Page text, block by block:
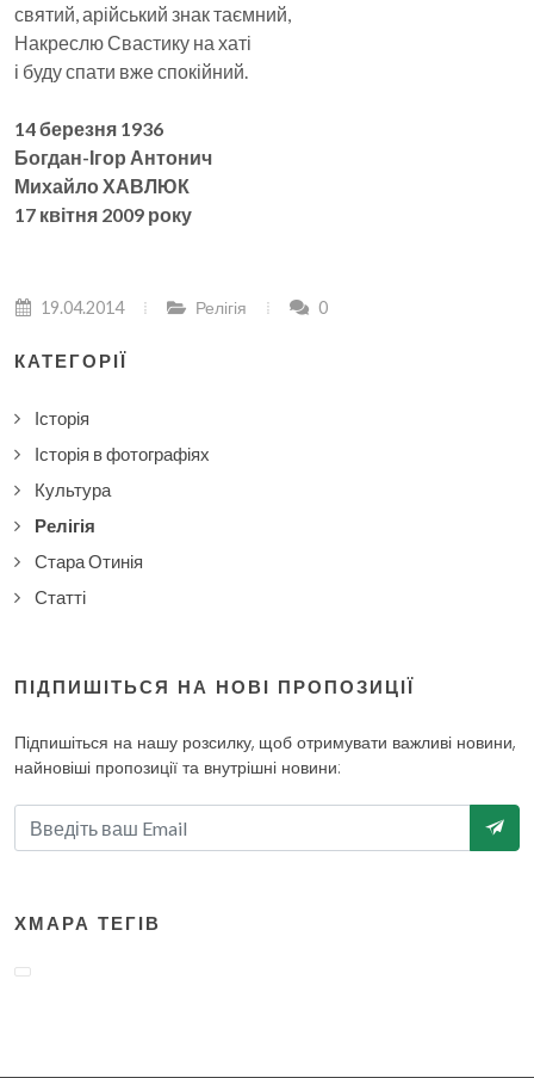
святий, арійський знак таємний,
Накреслю Свастику на хаті
і буду спати вже спокійний.
14 березня 1936
Богдан-Ігор Антонич
Михайло ХАВЛЮК
17 квітня 2009 року
19.04.2014 Релігія 0
КАТЕГОРІЇ
Історія
Історія в фотографіях
Культура
Релігія
Стара Отинія
Статті
ПІДПИШІТЬСЯ НА НОВІ ПРОПОЗИЦІЇ
Підпишіться на нашу розсилку, щоб отримувати важливі новини,
найновіші пропозиції та внутрішні новини:
ХМАРА ТЕГІВ